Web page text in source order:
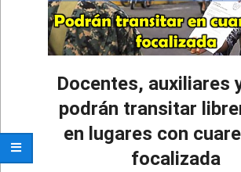
Docentes, auxiliares
podrán transitar
en lugares con
focalizada